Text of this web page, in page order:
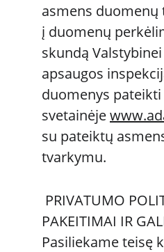
asmens duomenų
į duomenų
skundą
apsaugos
duomenys
svetainėje
su pateiktų
tvarkymu.
PAKEITIMAI IR
Pasiliekame teisę